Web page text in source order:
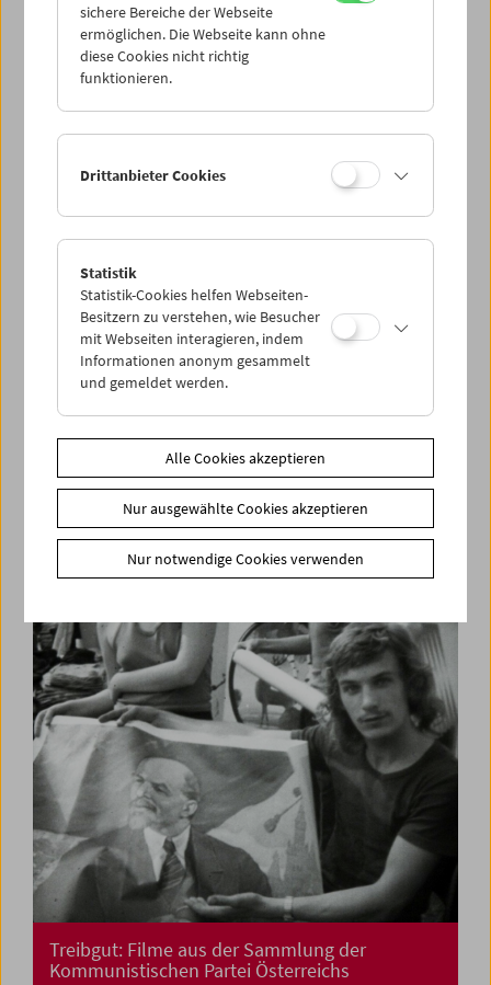
Kinoreal: Mark Jenkin
La lotta non è ancora finita
Feministisches Kino aus Italien
Treibgut: Filme aus der Sammlung der
Kommunistischen Partei Österreichs
sichere Bereiche der Webseite
ermöglichen. Die Webseite kann ohne
diese Cookies nicht richtig
funktionieren.
Drittanbieter Cookies
Statistik
Statistik-Cookies helfen Webseiten-
Besitzern zu verstehen, wie Besucher
mit Webseiten interagieren, indem
Informationen anonym gesammelt
und gemeldet werden.
Alle Cookies akzeptieren
Nur ausgewählte Cookies akzeptieren
Nur notwendige Cookies verwenden